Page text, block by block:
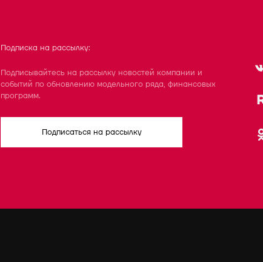
Подписка на рассылку:
Подписывайтесь на рассылку новостей компании и
событий по обновлению модельного ряда, финансовых
программ.
Подписаться на рассылку